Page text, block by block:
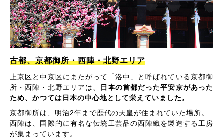
古都、京都御所・西陣・北野エリア
上京区と中京区にまたがって「洛中」と呼ばれている京都御
所・西陣・北野エリアは、
日本の首都だった平安京があった
ため、かつては日本の中心地として栄えていました。
京都御所は、明治2年まで歴代の天皇が住まれていた場所。
西陣は、国際的に有名な伝統工芸品の西陣織を製造する工房
が集まっています。